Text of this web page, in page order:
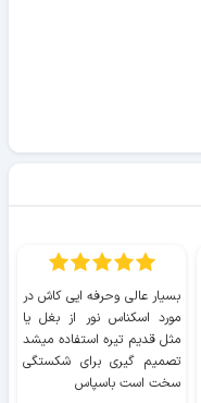
بسیار عالی وحرفه ایی کاش در
مورد اسکناس نور از بغل یا
مثل قدیم تیره استفاده میشد
تصمیم گیری برای شکستگی
سخت است باسپاس